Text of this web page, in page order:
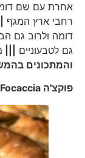
אחרת עם שם דומה
רחבי ארץ המגף|||
דומה ולרוב גם
גם לטבעוניים|||
והמתכונים
פוקצ'הFocaccia